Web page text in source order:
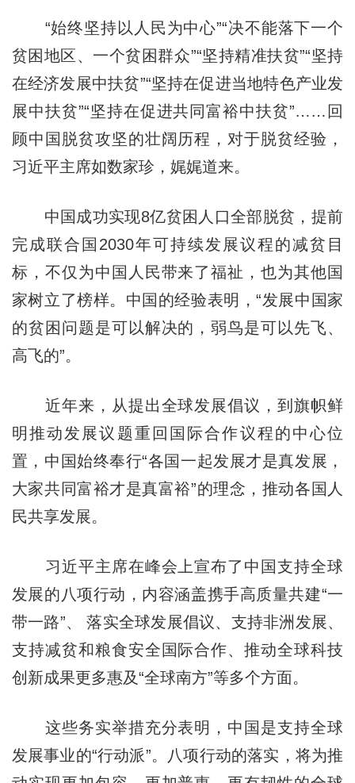
“始终坚持以人民为中心”“决不能落下一个
贫困地区、一个贫困群众”“坚持精准扶贫”“坚持
在经济发展中扶贫”“坚持在促进当地特色产业发
展中扶贫”“坚持在促进共同富裕中扶贫”……回
顾中国脱贫攻坚的壮阔历程，对于脱贫经验，
习近平主席如数家珍，娓娓道来。
中国成功实现8亿贫困人口全部脱贫，提前
完成联合国2030年可持续发展议程的减贫目
标，不仅为中国人民带来了福祉，也为其他国
家树立了榜样。中国的经验表明，“发展中国家
的贫困问题是可以解决的，弱鸟是可以先飞、
高飞的”。
近年来，从提出全球发展倡议，到旗帜鲜
明推动发展议题重回国际合作议程的中心位
置，中国始终奉行“各国一起发展才是真发展，
大家共同富裕才是真富裕”的理念，推动各国人
民共享发展。
习近平主席在峰会上宣布了中国支持全球
发展的八项行动，内容涵盖携手高质量共建“一
带一路”、 落实全球发展倡议、支持非洲发展、
支持减贫和粮食安全国际合作、推动全球科技
创新成果更多惠及“全球南方”等多个方面。
这些务实举措充分表明，中国是支持全球
发展事业的“行动派”。八项行动的落实，将为推